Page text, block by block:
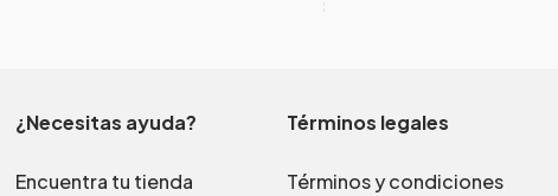
¿Necesitas ayuda?
Encuentra tu tienda
Términos legales
Términos y condiciones